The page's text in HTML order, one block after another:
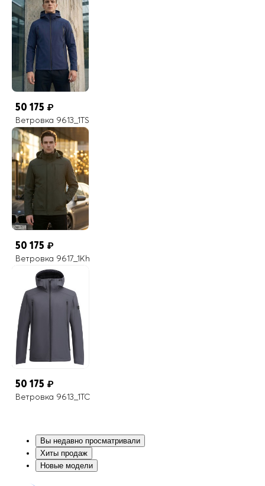
50 175 ₽
Ветровка 9613_1TS
50 175 ₽
Ветровка 9617_1Kh
50 175 ₽
Ветровка 9613_1TC
Вы недавно просматривали
Хиты продаж
Новые модели